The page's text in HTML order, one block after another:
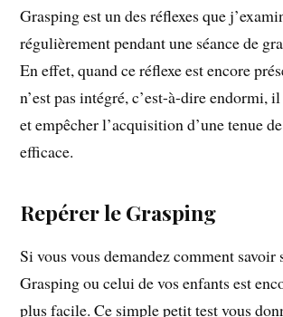
Grasping est un des réflexes que
régulièrement pendant une séance de
En effet, quand ce réflexe est encore
n’est pas intégré, c’est-à-dire endormi,
et empêcher l’acquisition d’une tenue
efficace.
Repérer le Grasping
Si vous vous demandez comment savoir
Grasping ou celui de vos enfants est
plus facile. Ce simple petit test vous